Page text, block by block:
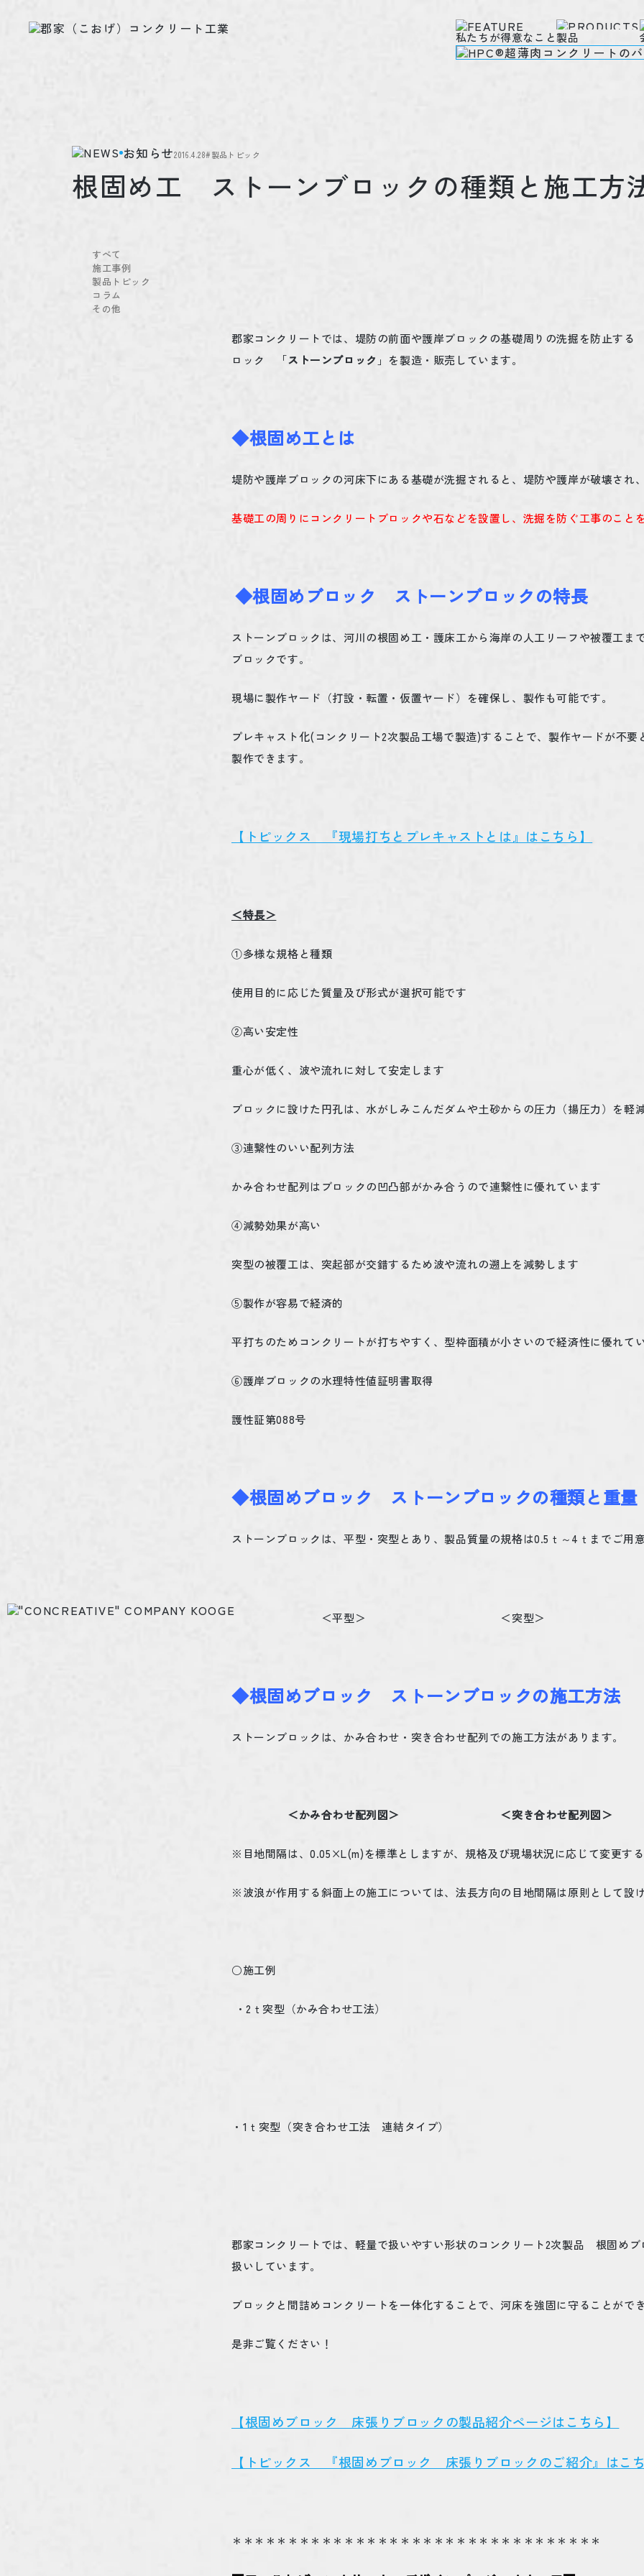
私たちが得意なこと製品
お知らせ2016.4.28#製品トピック
根固め工 ストーンブロックの種類と施工方
すべて
施工事例
製品トピック
コラム
その他
郡家コンクリートでは、堤防の前面や護岸ブロックの基礎周りの洗掘を防止す
ロック 「ストーンブロック 」を製造・販売しています。
◆根固め工とは
堤防や護岸ブロックの河床下にある基礎が洗掘されると、堤防や護岸が破壊され
基礎工の周りにコンクリートブロックや石などを設置し、洗掘を防ぐ工事のこと
◆根固めブロック ストーンブロックの特長
ストーンブロックは、河川の根固め工・護床工から海岸の人工リーフや被覆工ま
ブロックです。
現場に製作ヤード（打設・転置・仮置ヤード）を確保し、製作も可能です。
プレキャスト化( コンクリート2次製品工場で製造)することで、製作ヤードが不
製作できます。
【トピックス 『現場打ちとプレキャストとは』はこちら】
＜特長＞
①多様な規格と種類
使用目的に応じた質量及び形式が選択可能です
②高い安定性
重心が低く、波や流れに対して安定します
ブロックに設けた円孔は、水がしみこんだダムや土砂からの圧力（揚圧力）を軽
③連繋性のいい配列方法
かみ合わせ配列はブロックの凹凸部がかみ合うので連繋性に優れています
④減勢効果が高い
突型の被覆工は、突起部が交錯するため波や流れの遡上を減勢します
⑤製作が容易で経済的
平打ちのためコンクリートが打ちやすく、型枠面積が小さいので経済性に優れて
⑥護岸ブロックの水理特性値証明書取得
護性証第088号
◆根固めブロック ストーンブロックの種類と重量
ストーンブロックは、平型・突型とあり、製品質量の規格は0.5 ｔ～4 ｔまでご用
＜平型＞ ＜突型＞
◆根固めブロック ストーンブロックの施工方法
ストーンブロックは、かみ合わせ・突き合わせ配列での施工方法があります。
＜かみ合わせ配列図＞ ＜突き合わせ配列図＞
※目地間隔は、0.05×L(m)を標準としますが、規格及び現場状況に応じて変更す
※波浪が作用する斜面上の施工については、法長方向の目地間隔は原則として設
○施工例
・2 ｔ突型（かみ合わせ工法）
・ 1 ｔ突型（突き合わせ工法 連結タイプ）
郡家コンクリートでは、軽量で扱いやすい形状のコンクリート2次製品 根固め
扱いしています。
ブロックと間詰めコンクリートを一体化することで、河床を強固に守ることがで
是非ご覧ください！
【根固めブロック 床張りブロックの製品紹介ページはこちら】
【トピックス 『根固めブロック 床張りブロックのご紹介』はこ
＊＊＊＊＊＊＊＊＊＊＊＊＊＊＊＊＊＊＊＊＊＊＊＊＊＊＊＊＊＊＊＊＊